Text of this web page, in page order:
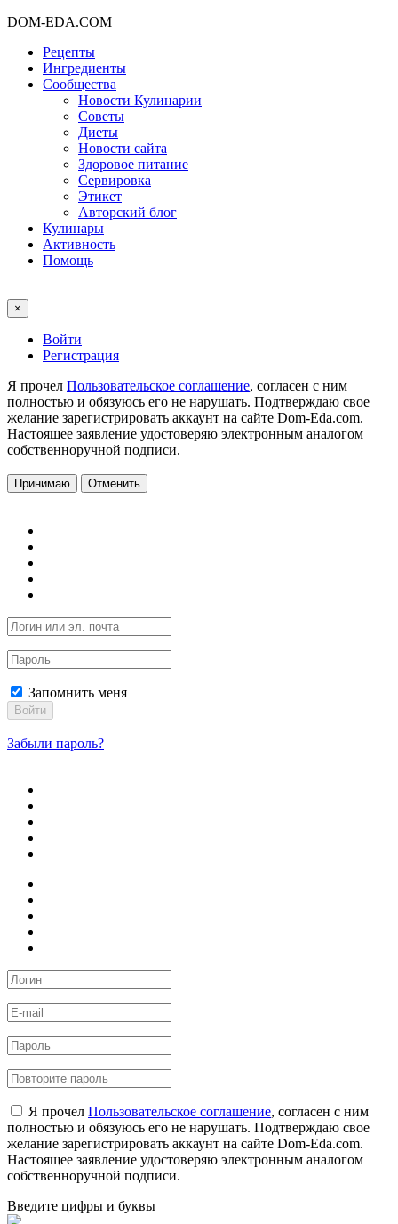
DOM-EDA.COM
Рецепты
Ингредиенты
Сообщества
Новости Кулинарии
Советы
Диеты
Новости сайта
Здоровое питание
Сервировка
Этикет
Авторский блог
Кулинары
Активность
Помощь
×
Войти
Регистрация
Я прочел Пользовательское соглашение, согласен с ним
полностью и обязуюсь его не нарушать. Подтверждаю свое
желание зарегистрировать аккаунт на сайте Dom-Eda.com.
Настоящее заявление удостоверяю электронным аналогом
собственноручной подписи.
Принимаю Отменить
Запомнить меня
Войти
Забыли пароль?
Я прочел Пользовательское соглашение, согласен с ним
полностью и обязуюсь его не нарушать. Подтверждаю свое
желание зарегистрировать аккаунт на сайте Dom-Eda.com.
Настоящее заявление удостоверяю электронным аналогом
собственноручной подписи.
Введите цифры и буквы